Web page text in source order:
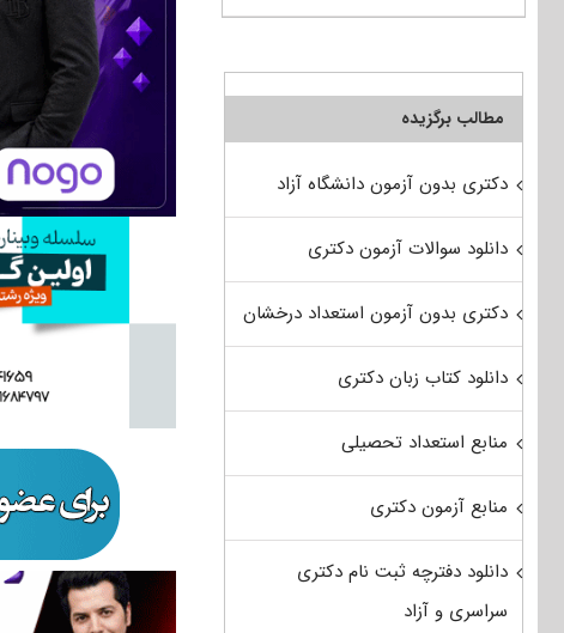
مطالب برگزیده
دکتری بدون آزمون دانشگاه آزاد
دانلود سوالات آزمون دکتری
دکتری بدون آزمون استعداد درخشان
دانلود کتاب زبان دکتری
منابع استعداد تحصیلی
منابع آزمون دکتری
دانلود دفترچه ثبت نام دکتری
سراسری و آزاد